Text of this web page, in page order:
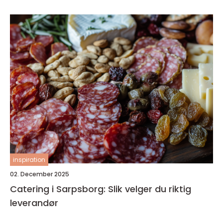
inspiration
02. December 2025
Catering i Sarpsborg: Slik velger du riktig
leverandør